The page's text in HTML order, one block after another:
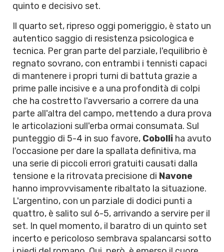
quinto e decisivo set.
Il quarto set, ripreso oggi pomeriggio, è stato un
autentico saggio di resistenza psicologica e
tecnica. Per gran parte del parziale, l'equilibrio è
regnato sovrano, con entrambi i tennisti capaci
di mantenere i propri turni di battuta grazie a
prime palle incisive e a una profondità di colpi
che ha costretto l'avversario a correre da una
parte all'altra del campo, mettendo a dura prova
le articolazioni sull'erba ormai consumata. Sul
punteggio di 5-4 in suo favore, Cobolli ha avuto
l'occasione per dare la spallata definitiva, ma
una serie di piccoli errori gratuiti causati dalla
tensione e la ritrovata precisione di Navone
hanno improvvisamente ribaltato la situazione.
L'argentino, con un parziale di dodici punti a
quattro, è salito sul 6-5, arrivando a servire per il
set. In quel momento, il baratro di un quinto set
incerto e pericoloso sembrava spalancarsi sotto